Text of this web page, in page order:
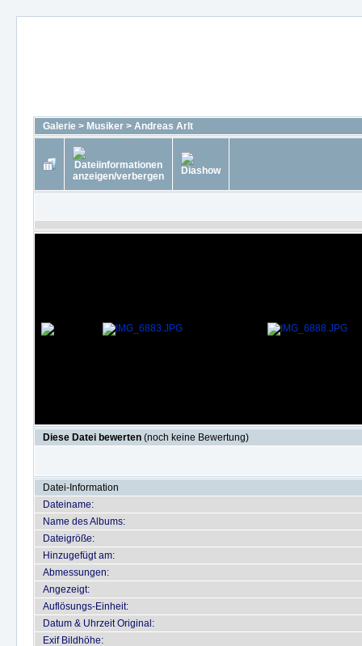
Galerie > Musiker > Andreas Arlt
Diese Datei bewerten (noch keine Bewertung)
Datei-Information
Dateiname:
Name des Albums:
Dateigröße:
Hinzugefügt am:
Abmessungen:
Angezeigt:
Auflösungs-Einheit:
Datum & Uhrzeit Original:
Exif Bildhöhe: